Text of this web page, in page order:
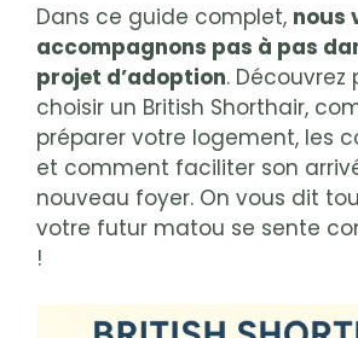
Dans ce guide complet, nous
accompagnons pas à pas
projet d’adoption. Découvrez
choisir un British Shorthair,
préparer votre logement, les
et comment faciliter son
nouveau foyer. On vous dit
votre futur matou se sente
!